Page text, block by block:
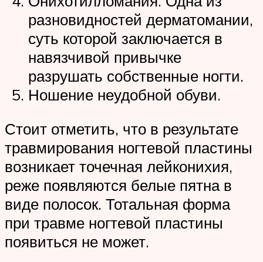
разновидностей дерматомании,
суть которой заключается в
навязчивой привычке
разрушать собственные ногти.
Ношение неудобной обуви.
Стоит отметить, что в результате
травмирования ногтевой пластины
возникает точечная лейконихия,
реже появляются белые пятна в
виде полосок. Тотальная форма
при травме ногтевой пластины
появиться не может.